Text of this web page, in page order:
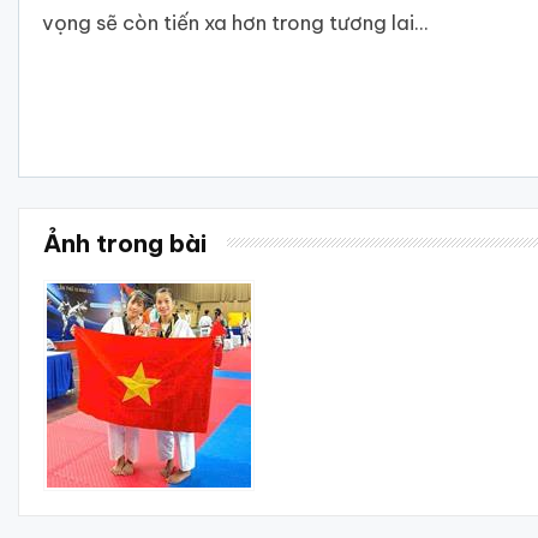
vọng sẽ còn tiến xa hơn trong tương lai...
Ảnh trong bài